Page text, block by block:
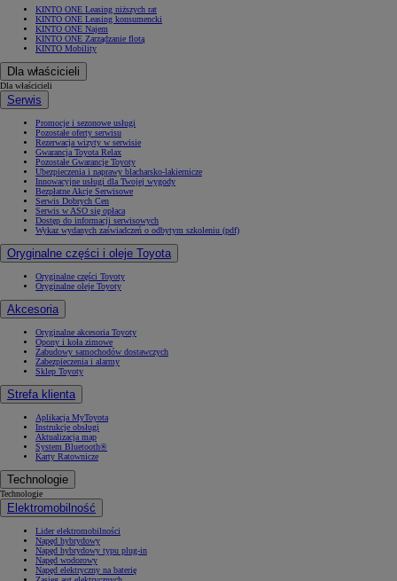
KINTO ONE Leasing niższych rat
KINTO ONE Leasing konsumencki
KINTO ONE Najem
KINTO ONE Zarządzanie flotą
KINTO Mobility
Dla właścicieli
Dla właścicieli
Serwis
Promocje i sezonowe usługi
Pozostałe oferty serwisu
Rezerwacja wizyty w serwisie
Gwarancja Toyota Relax
Pozostałe Gwarancje Toyoty
Ubezpieczenia i naprawy blacharsko-lakiernicze
Innowacyjne usługi dla Twojej wygody
Bezpłatne Akcje Serwisowe
Serwis Dobrych Cen
Serwis w ASO się opłaca
Dostęp do informacji serwisowych
Wykaz wydanych zaświadczeń o odbytym szkoleniu (pdf)
Oryginalne części i oleje Toyota
Oryginalne części Toyoty
Oryginalne oleje Toyoty
Akcesoria
Oryginalne akcesoria Toyoty
Opony i koła zimowe
Zabudowy samochodów dostawczych
Zabezpieczenia i alarmy
Sklep Toyoty
Strefa klienta
Aplikacja MyToyota
Instrukcje obsługi
Aktualizacja map
System Bluetooth®
Karty Ratownicze
Technologie
Technologie
Elektromobilność
Lider elektromobilności
Napęd hybrydowy
Napęd hybrydowy typu plug-in
Napęd wodorowy
Napęd elektryczny na baterię